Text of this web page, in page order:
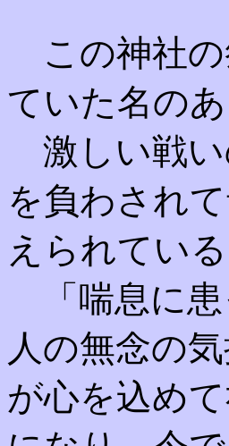
この神社の
ていた名の
激しい戦い
を負わされ
えられている
「喘息に患
人の無念の
が心を込め